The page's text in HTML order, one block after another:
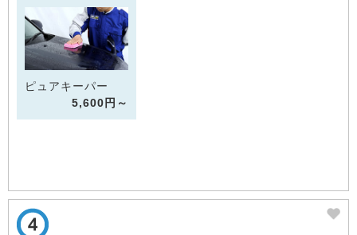
ピュアキーパー
5,600円～